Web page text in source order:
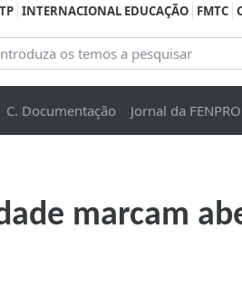
INTERNACIONAL EDUCAÇÃO FMTC
C. Documentação Jornal da
marcam